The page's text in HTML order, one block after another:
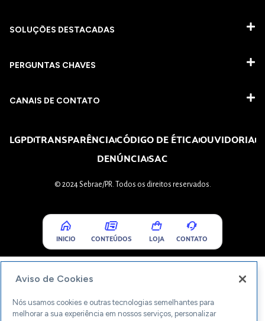
SOLUÇÕES DESTACADAS
PERGUNTAS CHAVES​
CANAIS DE CONTATO
LGPDTRANSPARÊNCIACÓDIGO DE ÉTICAOUVIDORIA
DENÚNCIASAC
© 2024 Sebrae/PR. Todos os direitos reservados.
INICIO CONTEÚDOS LOJA CONTATO
Aviso de Cookies
Nós usamos cookies e outras tecnologias semelhantes para
melhorar a sua experiência em nossos serviços, personalizar